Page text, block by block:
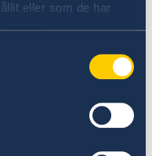
eller som de har